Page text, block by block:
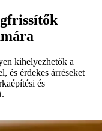
kihelyezhetők a
és érdekes árréseket
és